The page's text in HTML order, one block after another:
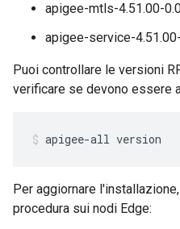
apigee-mtls-4.51.00-
apigee-service-
Puoi controllare le versioni
verificare se devono essere
apigee-all version
Per aggiornare
procedura sui nodi Edge: